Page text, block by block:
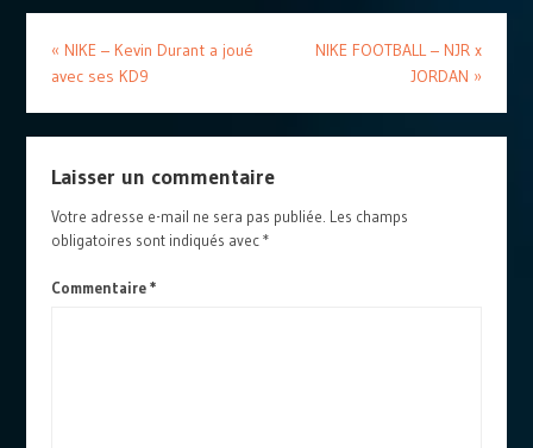
« NIKE – Kevin Durant a joué
avec ses KD9
NIKE FOOTBALL – NJR x
JORDAN »
Laisser un commentaire
Votre adresse e-mail ne sera pas publiée. Les champs
obligatoires sont indiqués avec*
Commentaire*